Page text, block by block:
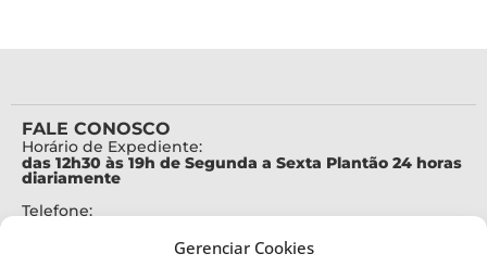
Gerenciar Cookies
FALE CONOSCO
Horário de Expediente:
das 12h30 às 19h de Segunda a Sexta Plantão 24 horas
diariamente
Telefone: